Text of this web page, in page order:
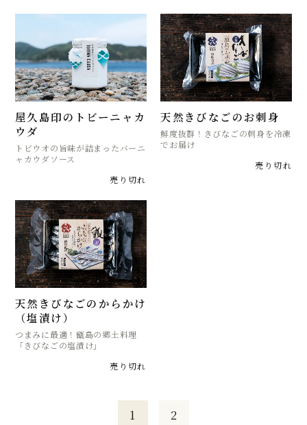
屋久島印のトビーニャカ
ウダ
トビウオの旨味が詰まったバーニ
ャカウダソース
売り切れ
天然きびなごのお刺身
鮮度抜群！きびなごの刺身を冷凍
でお届け
売り切れ
天然きびなごのからかけ
（塩漬け）
つまみに最適！甑島の郷土料理
「きびなごの塩漬け」
売り切れ
1 2